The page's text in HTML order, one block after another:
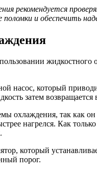
рекомендуется
и обеспечить
жидкостного
насос, который
затем возвращается
охлаждения, так как
нагрелся. Как
который
порог.